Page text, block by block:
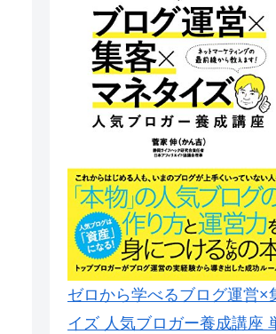
ゼロから学べるブログ運営×
イズ 人気ブロガー養成講座